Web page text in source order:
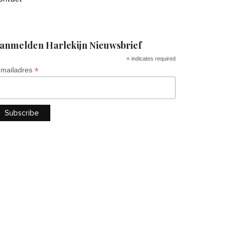
Harlekijn Nieuwsbrief
* indicates required
*